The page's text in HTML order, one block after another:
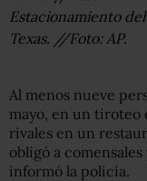
Estacionamiento
Texas. //Foto: AP.
Al menos nueve
mayo, en un tiroteo
rivales en un
obligó a
informó la policía.